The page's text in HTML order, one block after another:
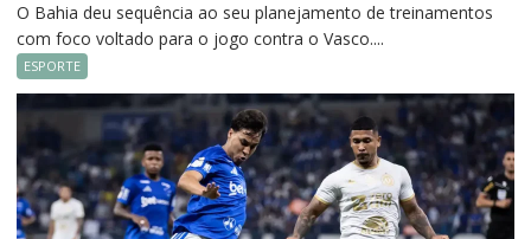
O Bahia deu sequência ao seu planejamento de treinamentos
com foco voltado para o jogo contra o Vasco....
ESPORTE